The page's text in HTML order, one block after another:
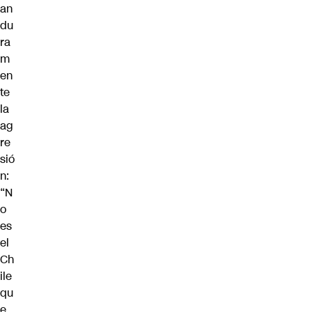
an
du
ra
m
en
te
la
ag
re
sió
n:
“N
o
es
el
Ch
ile
qu